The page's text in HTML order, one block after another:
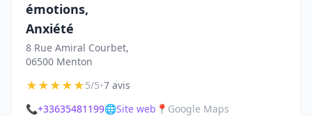
émotions,
Anxiété
8 Rue Amiral Courbet,
06500 Menton
★★★★★5/5•7 avis
📞+33635481199🌐Site web 📍 Google Maps